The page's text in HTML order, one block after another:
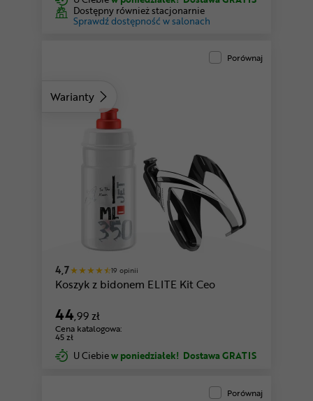
Dostępny również stacjonarnie
Sprawdź dostępność w salonach
Warianty
czarny-przezroczysty-niebieski
Porównaj
4,7 19 opinii
Koszyk z bidonem ELITE Kit Ceo
44,99 zł
Cena katalogowa:
45 zł
U Ciebiew poniedziałek! Dostawa GRATIS
Porównaj